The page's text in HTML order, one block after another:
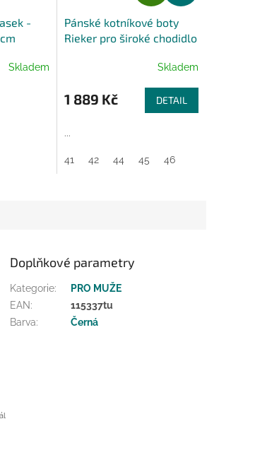
-
Skladem
A
R
A
Pánské kotníkové boty
Rieker pro široké chodidlo
Skladem
1 889 Kč DETAIL
...
41 42 44 45 46
flake
Složení
|
95 %
Doplňkové parametry
Kategorie:
PRO MUŽE
EAN:
115337tu
Barva: Černá